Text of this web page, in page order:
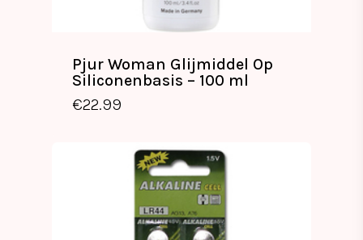
Pjur Woman Glijmiddel Op
Siliconenbasis – 100 ml
€22.99
€22.99